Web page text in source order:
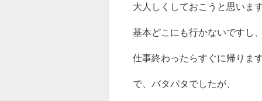
大人しくしておこうと思います
基本どこにも行かないですし、
仕事終わったらすぐに帰りま
で、バタバタでしたが、